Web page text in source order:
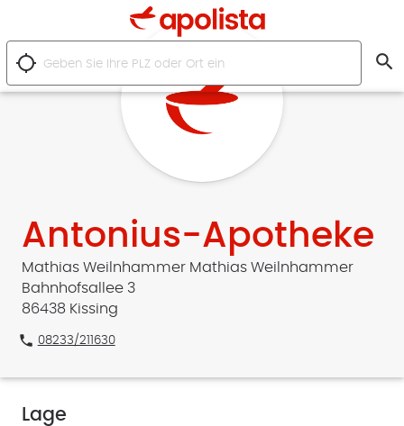
location_searching search
Antonius-Apotheke
Mathias Weilnhammer Mathias Weilnhammer
Bahnhofsallee 3
86438 Kissing
phone 08233/211630
Lage